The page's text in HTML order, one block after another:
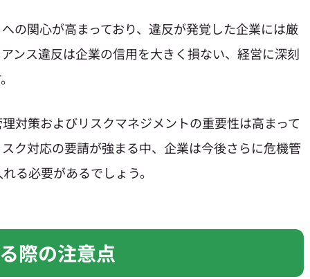
の関心が高まっており、違反が発覚した企業には厳
ンス違反は企業の信用を大きく損ない、経営に深刻
対策およびリスクマネジメントの重要性は高まって
ク対応の要請が強まる中、企業は今後さらに危機管
る必要があるでしょう。
際の注意点